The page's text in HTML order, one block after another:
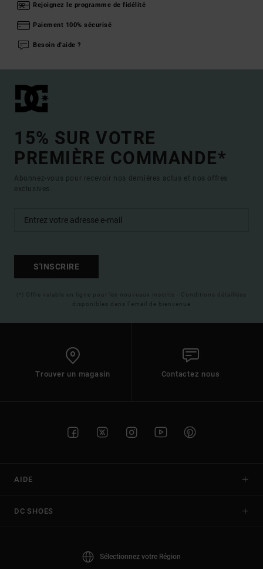
Rejoignez le programme de fidélité
Paiement 100% sécurisé
Besoin d'aide ?
15% SUR VOTRE
PREMIÈRE COMMANDE*
Abonnez-vous pour recevoir nos dernières actus et nos offres
exclusives.
S'INSCRIRE
(*) Offre valable en ligne pour les nouveaux inscrits - Conditions détaillées
disponibles dans l'email de bienvenue
Trouver un magasin Contactez nous
AIDE
DC SHOES
Sélectionnez votre Région